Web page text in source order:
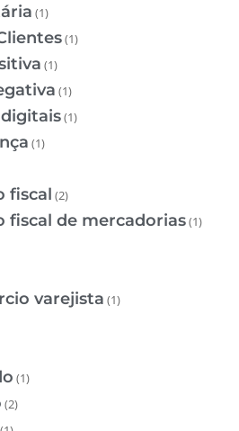
(1)
(1)
(1)
(1)
(1)
(1)
fiscal (2)
fiscal de mercadorias(1)
varejista (1)
(1)
(2)